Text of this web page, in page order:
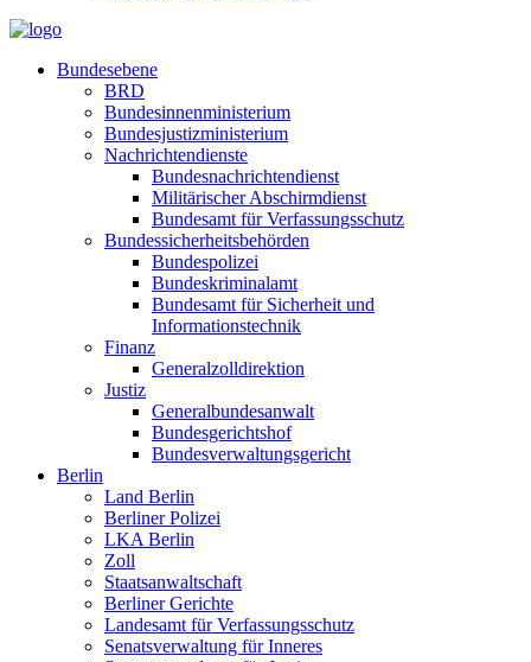
Bundesebene
BRD
Bundesinnenministerium
Bundesjustizministerium
Nachrichtendienste
Bundesnachrichtendienst
Militärischer Abschirmdienst
Bundesamt für Verfassungsschutz
Bundessicherheitsbehörden
Bundespolizei
Bundeskriminalamt
Bundesamt für Sicherheit und
Informationstechnik
Finanz
Generalzolldirektion
Justiz
Generalbundesanwalt
Bundesgerichtshof
Bundesverwaltungsgericht
Berlin
Land Berlin
Berliner Polizei
LKA Berlin
Zoll
Staatsanwaltschaft
Berliner Gerichte
Landesamt für Verfassungsschutz
Senatsverwaltung für Inneres